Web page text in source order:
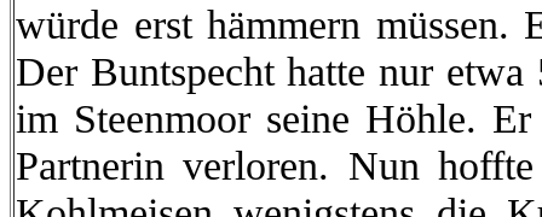
würde erst hämmern müssen.
Der Buntspecht hatte nur
im Steenmoor seine Höhle.
Partnerin verloren. Nun